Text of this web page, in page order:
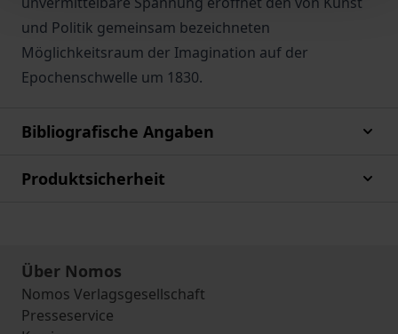
und Politik gemeinsam bezeichneten
Möglichkeitsraum der Imagination auf der
Epochenschwelle um 1830.
Bibliografische Angaben
Produktsicherheit
Über Nomos
Nomos Verlagsgesellschaft
Presseservice